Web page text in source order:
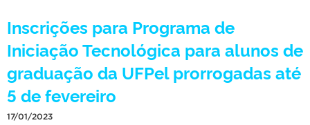
Inscrições para Programa de
Iniciação Tecnológica para alunos de
graduação da UFPel prorrogadas até
5 de fevereiro
17/01/2023